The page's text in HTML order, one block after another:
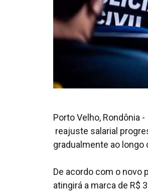
Porto Velho, Rondônia
reajuste salarial
gradualmente ao
De acordo com o novo
atingirá a marca de R$